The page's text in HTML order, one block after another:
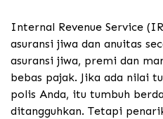
Internal Revenue Service
asuransi jiwa dan anuitas
asuransi jiwa, premi dan
bebas pajak. Jika ada nilai
polis Anda, itu tumbuh
ditangguhkan. Tetapi